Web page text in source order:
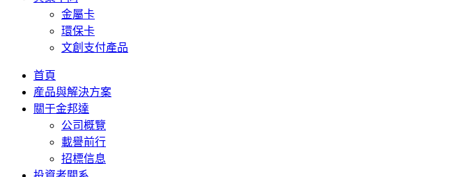
金屬卡
環保卡
文創支付產品
首頁
産品與解決方案
關于金邦達
公司概覽
載譽前行
招標信息